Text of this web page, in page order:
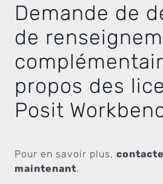
Demande de
de
propos des
Posit
Pour en savoir plus,
maintenant.